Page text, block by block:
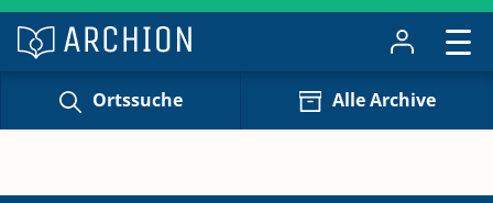
Ortssuche Alle Archive